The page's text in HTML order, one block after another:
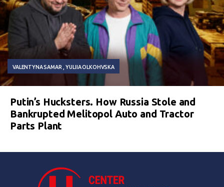
VALENTYNA SAMAR YULIIA OLKOHVSKA
Putin’s Hucksters. How Russia Stole and
Bankrupted Melitopol Auto and Tractor
Parts Plant